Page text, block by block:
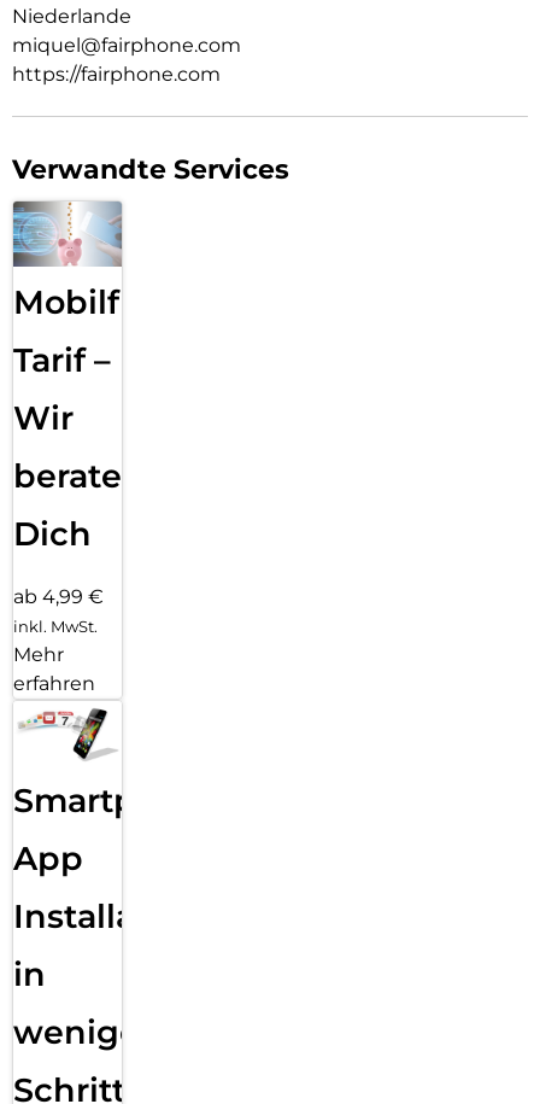
Niederlande
miquel@fairphone.com
https://fairphone.com
Verwandte Services
Mobilfunk
Tarif –
Wir
beraten
Dich
ab 4,99 €
inkl. MwSt.
Mehr
erfahren
Smartphone
App
Installation
in
wenigen
Schritten